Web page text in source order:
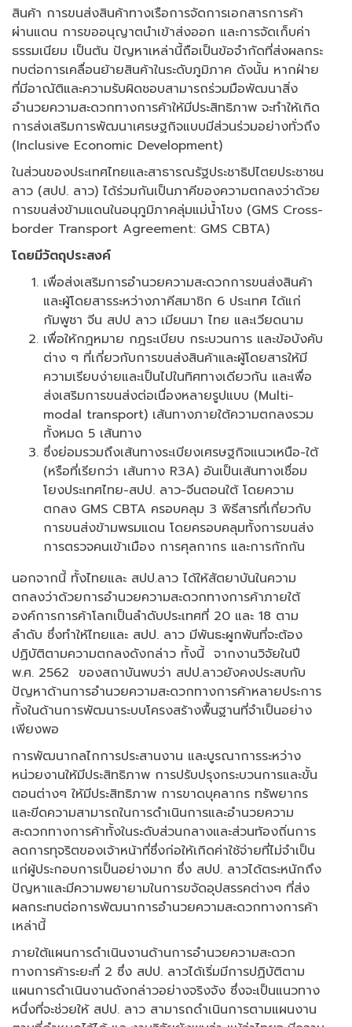
สินค้า การขนส่งสินค้าทางเรือการจัดการเอกสารการค้า
ผ่านแดน การขออนุญาตนำเข้าส่งออก และการจัดเก็บค่า
ธรรมเนียม เป็นต้น ปัญหาเหล่านี้ถือเป็นข้อจำกัดที่ส่งผลกระ
ทบต่อการเคลื่อนย้ายสินค้าในระดับภูมิภาค ดังนั้น หากฝ่าย
ที่มีอาณัติและความรับผิดชอบสามารถร่วมมือพัฒนาสิ่ง
อำนวยความสะดวกทางการค้าให้มีประสิทธิภาพ จะทำให้เกิด
การส่งเสริมการพัฒนาเศรษฐกิจแบบมีส่วนร่วมอย่างทั่วถึง
(Inclusive Economic Development)
ในส่วนของประเทศไทยและสาธารณรัฐประชาธิปไตยประชาชน
ลาว (สปป. ลาว) ได้ร่วมกันเป็นภาคีของความตกลงว่าด้วย
การขนส่งข้ามแดนในอนุภูมิภาคลุ่มแม่น้ำโขง (GMS Cross-
border Transport Agreement: GMS CBTA)
โดยมีวัตถุประสงค์
เพื่อส่งเสริมการอำนวยความสะดวกการขนส่งสินค้า
และผู้โดยสารระหว่างภาคีสมาชิก 6 ประเทศ ได้แก่
กัมพูชา จีน สปป ลาว เมียนมา ไทย และเวียดนาม
เพื่อให้กฎหมาย กฎระเบียบ กระบวนการ และข้อบังคับ
ต่าง ๆ ที่เกี่ยวกับการขนส่งสินค้าและผู้โดยสารให้มี
ความเรียบง่ายและเป็นไปในทิศทางเดียวกัน และเพื่อ
ส่งเสริมการขนส่งต่อเนื่องหลายรูปแบบ (Multi-
modal transport) เส้นทางภายใต้ความตกลงรวม
ทั้งหมด 5 เส้นทาง
ซึ่งย่อมรวมถึงเส้นทางระเบียงเศรษฐกิจแนวเหนือ-ใต้
(หรือที่เรียกว่า เส้นทาง R3A) อันเป็นเส้นทางเชื่อม
โยงประเทศไทย-สปป. ลาว-จีนตอนใต้ โดยความ
ตกลง GMS CBTA ครอบคลุม 3 พิธีสารที่เกี่ยวกับ
การขนส่งข้ามพรมแดน โดยครอบคลุมทั้งการขนส่ง
การตรวจคนเข้าเมือง การศุลกากร และการกักกัน
นอกจากนี้ ทั้งไทยและ สปป.ลาว ได้ให้สัตยาบันในความ
ตกลงว่าด้วยการอำนวยความสะดวกทางการค้าภายใต้
องค์การการค้าโลกเป็นลำดับประเทศที่ 20 และ 18 ตาม
ลำดับ ซึ่งทำให้ไทยและ สปป. ลาว มีพันธะผูกพันที่จะต้อง
ปฏิบัติตามความตกลงดังกล่าว ทั้งนี้ จากงานวิจัยในปี
พ.ศ. 2562 ของสถาบันพบว่า สปป.ลาวยังคงประสบกับ
ปัญหาด้านการอำนวยความสะดวกทางการค้าหลายประการ
ทั้งในด้านการพัฒนาระบบโครงสร้างพื้นฐานที่จำเป็นอย่าง
เพียงพอ
การพัฒนากลไกการประสานงาน และบูรณาการระหว่าง
หน่วยงานให้มีประสิทธิภาพ การปรับปรุงกระบวนการและขั้น
ตอนต่างๆ ให้มีประสิทธิภาพ การขาดบุคลากร ทรัพยากร
และขีดความสามารถในการดำเนินการและอำนวยความ
สะดวกทางการค้าทั้งในระดับส่วนกลางและส่วนท้องถิ่นการ
ลดการทุจริตของเจ้าหน้าที่ซึ่งก่อให้เกิดค่าใช้จ่ายที่ไม่จำเป็น
แก่ผู้ประกอบการเป็นอย่างมาก ซึ่ง สปป. ลาวได้ตระหนักถึง
ปัญหาและมีความพยายามในการขจัดอุปสรรคต่างๆ ที่ส่ง
ผลกระทบต่อการพัฒนาการอำนวยความสะดวกทางการค้า
เหล่านี้
ภายใต้แผนการดำเนินงานด้านการอำนวยความสะดวก
ทางการค้าระยะที่ 2 ซึ่ง สปป. ลาวได้เริ่มมีการปฏิบัติตาม
แผนการดำเนินงานดังกล่าวอย่างจริงจัง ซึ่งจะเป็นแนวทาง
หนึ่งที่จะช่วยให้ สปป. ลาว สามารถดำเนินการตามแผนงาน